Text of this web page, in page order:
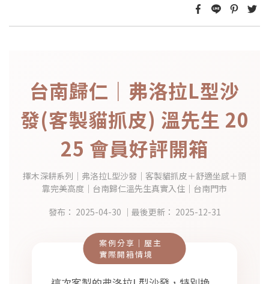
台南歸仁｜弗洛拉L型沙
發(客製貓抓皮) 溫先生 20
25 會員好評開箱
擇木深耕系列｜弗洛拉L型沙發｜客製貓抓皮＋舒適坐感＋頭
靠完美高度｜台南歸仁溫先生真實入住｜台南門市
發布： 2025-04-30 ｜最後更新： 2025-12-31
案例分享｜屋主
實際開箱情境